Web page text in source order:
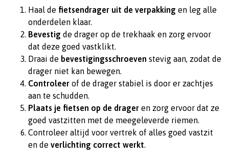
Haal de fietsendrager uit de verpakking en leg alle
onderdelen klaar.
Bevestig de drager op de trekhaak en zorg ervoor
dat deze goed vastklikt.
Draai de bevestigingsschroeven stevig aan, zodat de
drager niet kan bewegen.
Controleer of de drager stabiel is door er zachtjes
aan te schudden.
Plaats je fietsen op de drager en zorg ervoor dat ze
goed vastzitten met de meegeleverde riemen.
Controleer altijd voor vertrek of alles goed vastzit
en de verlichting correct werkt.